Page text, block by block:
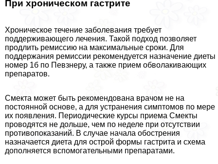
При хроническом гастрите
Хроническое течение заболевания требует
поддерживающего лечения. Такой подход позволяет
продлить ремиссию на максимальные сроки. Для
поддержания ремиссии рекомендуется назначение диеты
номер 1б по Певзнеру, а также прием обволакивающих
препаратов.
Смекта может быть рекомендована врачом не на
постоянной основе, а для устранения симптомов по мере
их появления. Периодические курсы приема Смекты
проводятся не дольше, чем по неделе при отсутствии
противопоказаний. В случае начала обострения
назначается диета для острой формы гастрита и схема
дополняется вспомогательными препаратами.